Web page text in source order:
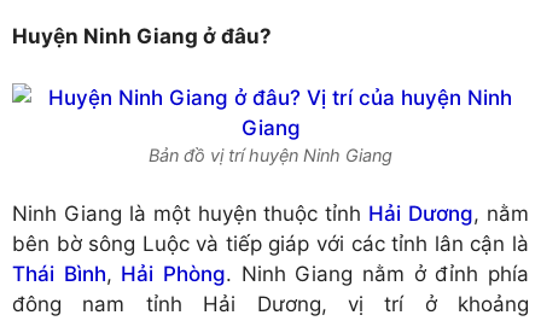
Huyện Ninh Giang ở đâu?
Bản đồ vị trí huyện Ninh Giang
Ninh Giang là một huyện thuộc tỉnh Hải Dương, nằm
bên bờ sông Luộc và tiếp giáp với các tỉnh lân cận là
Thái Bình, Hải Phòng. Ninh Giang nằm ở đỉnh phía
đông nam tỉnh Hải Dương, vị trí ở khoảng